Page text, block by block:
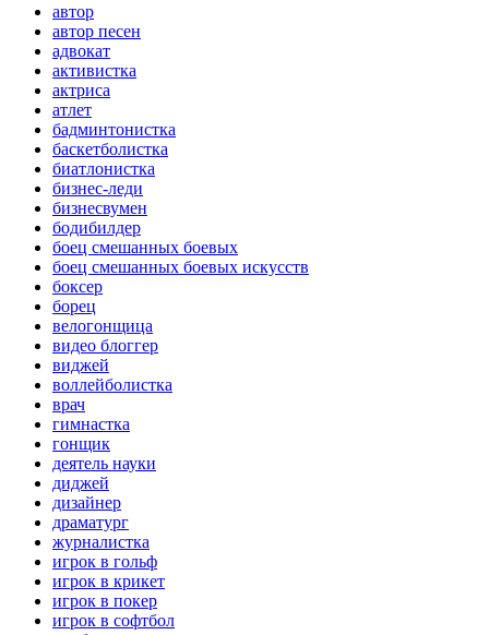
автор
автор песен
адвокат
активистка
актриса
атлет
бадминтонистка
баскетболистка
биатлонистка
бизнес-леди
бизнесвумен
бодибилдер
боец смешанных боевых
боец смешанных боевых искусств
боксер
борец
велогонщица
видео блоггер
виджей
воллейболистка
врач
гимнастка
гонщик
деятель науки
диджей
дизайнер
драматург
журналистка
игрок в гольф
игрок в крикет
игрок в покер
игрок в софтбол